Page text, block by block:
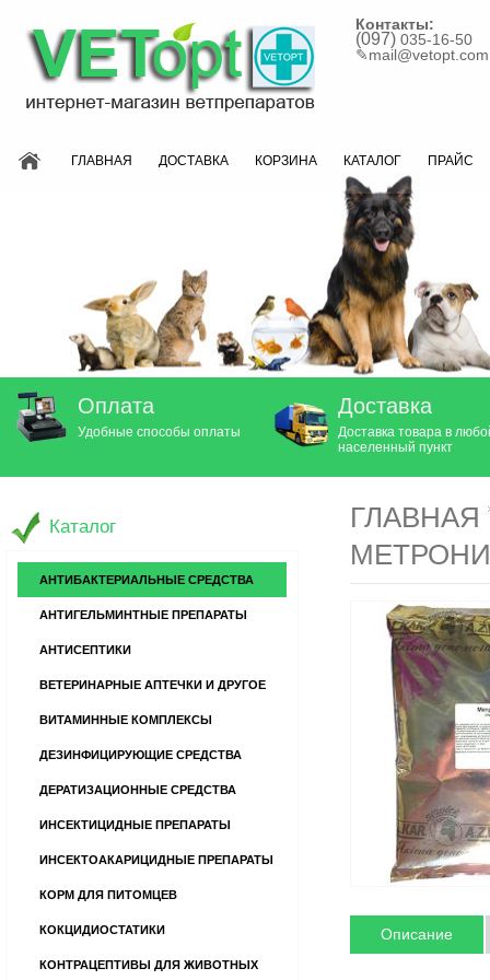
Контакты:
(097) 035-16-50
✎mail@vetopt.com
ГЛАВНАЯ ДОСТАВКА КОРЗИНА КАТАЛОГ ПРАЙС
Оплата
Удобные способы оплаты
Доставка
Доставка товара в
населенный пункт
ГЛАВНАЯ
Описание
Каталог
АНТИБАКТЕРИАЛЬНЫЕ СРЕДСТВА
АНТИГЕЛЬМИНТНЫЕ ПРЕПАРАТЫ
АНТИСЕПТИКИ
ВЕТЕРИНАРНЫЕ АПТЕЧКИ И ДРУГОЕ
ВИТАМИННЫЕ КОМПЛЕКСЫ
ДЕЗИНФИЦИРУЮЩИЕ СРЕДСТВА
ДЕРАТИЗАЦИОННЫЕ СРЕДСТВА
ИНСЕКТИЦИДНЫЕ ПРЕПАРАТЫ
ИНСЕКТОАКАРИЦИДНЫЕ ПРЕПАРАТЫ
КОРМ ДЛЯ ПИТОМЦЕВ
КОКЦИДИОСТАТИКИ
КОНТРАЦЕПТИВЫ ДЛЯ ЖИВОТНЫХ